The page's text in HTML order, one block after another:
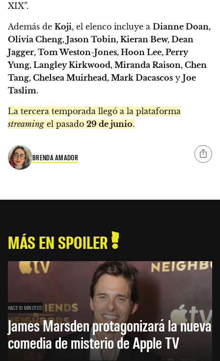
XIX”.
Además de Koji, el elenco incluye a Dianne Doan,
Olivia Cheng, Jason Tobin, Kieran Bew, Dean
Jagger, Tom Weston-Jones, Hoon Lee, Perry
Yung, Langley Kirkwood, Miranda Raison, Chen
Tang, Chelsea Muirhead, Mark Dacascos y Joe
Taslim.
La tercera temporada llegó a la plataforma
streamingel pasado 29 de junio.
BRENDA AMADOR
MÁS EN SPOILER
HACE 10 MINUTOS
James Marsden protagonizará la nueva
comedia de misterio de Apple TV